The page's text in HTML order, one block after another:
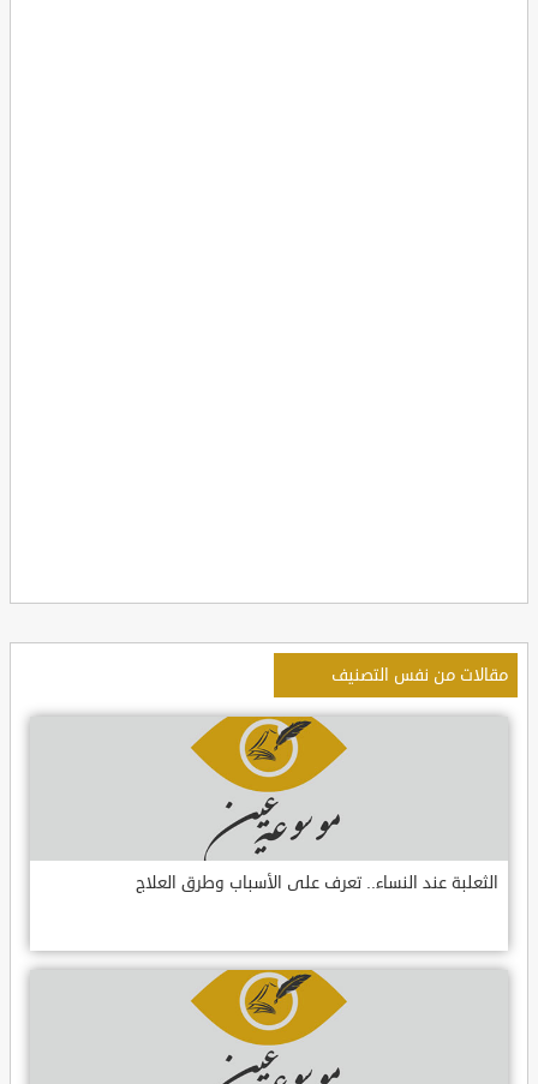
مقالات من نفس التصنيف
الثعلبة عند النساء.. تعرف على الأسباب وطرق العلاج